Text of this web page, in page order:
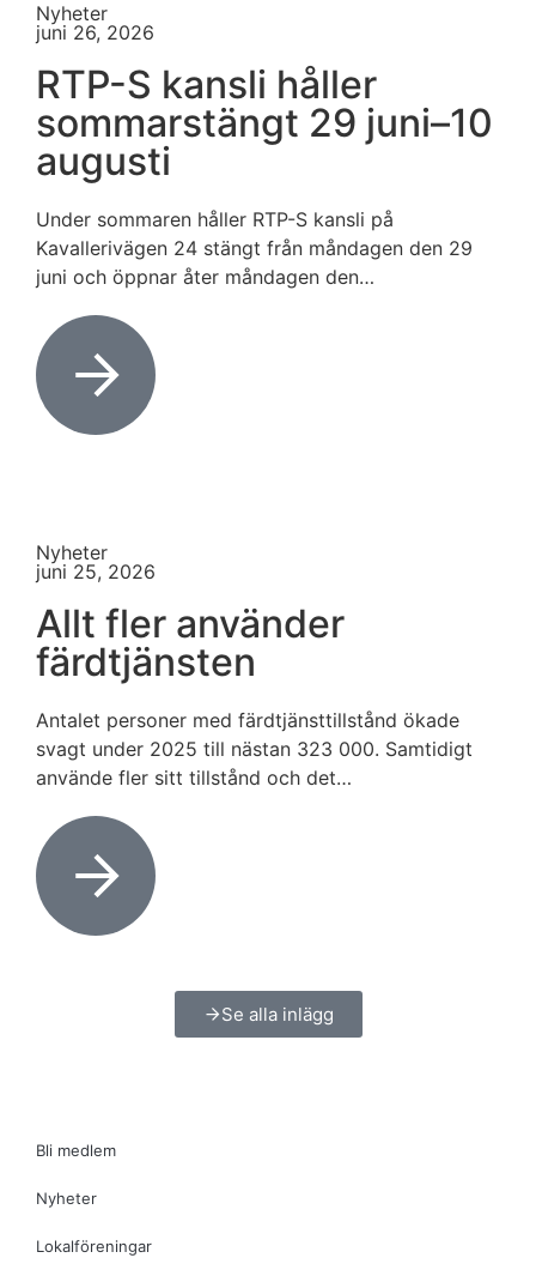
Nyheter
juni 26, 2026
RTP-S kansli håller
sommarstängt 29 juni–10
augusti
Under sommaren håller RTP-S kansli på
Kavallerivägen 24 stängt från måndagen den 29
juni och öppnar åter måndagen den…
Nyheter
juni 25, 2026
Allt fler använder
färdtjänsten
Antalet personer med färdtjänsttillstånd ökade
svagt under 2025 till nästan 323 000. Samtidigt
använde fler sitt tillstånd och det…
Se alla inlägg
Bli medlem
Nyheter
Lokalföreningar